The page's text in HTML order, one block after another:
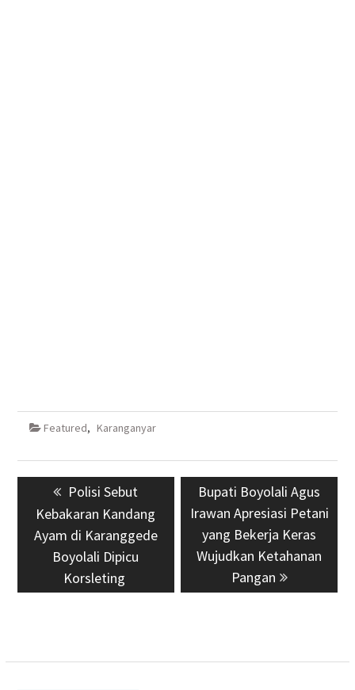
Featured, Karanganyar
Navigasi
Previous
post:
Polisi Sebut
Kebakaran Kandang
Ayam di Karanggede
Boyolali Dipicu
Korsleting
Next
post:
Bupati Boyolali Agus
Irawan Apresiasi Petani
yang Bekerja Keras
Wujudkan Ketahanan
Pangan